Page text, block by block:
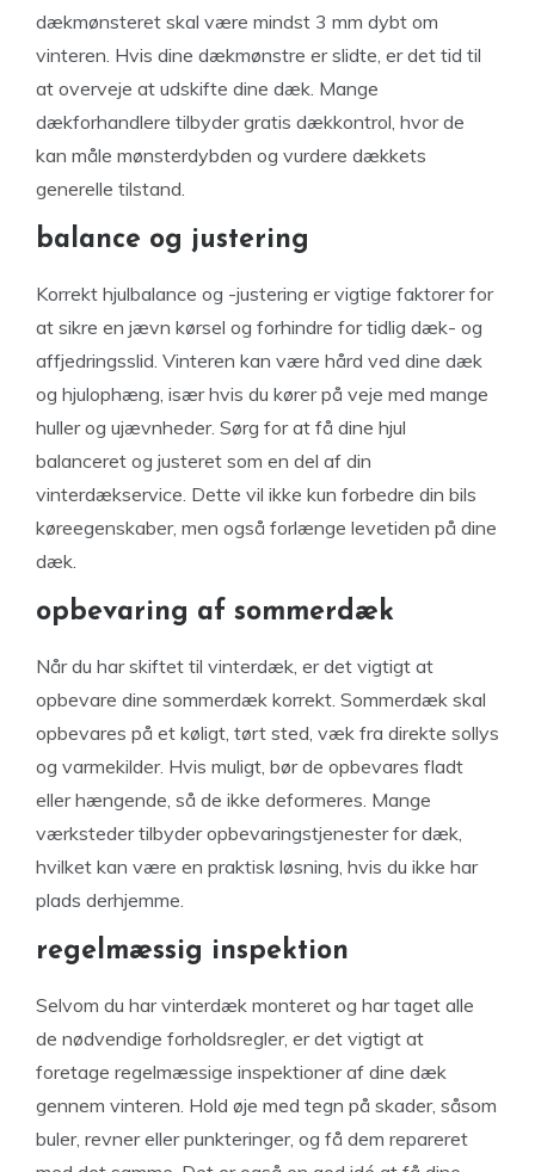
dækmønsteret skal være mindst 3 mm dybt om
vinteren. Hvis dine dækmønstre er slidte, er det tid til
at overveje at udskifte dine dæk. Mange
dækforhandlere tilbyder gratis dækkontrol, hvor de
kan måle mønsterdybden og vurdere dækkets
generelle tilstand.
balance og justering
Korrekt hjulbalance og -justering er vigtige faktorer for
at sikre en jævn kørsel og forhindre for tidlig dæk- og
affjedringsslid. Vinteren kan være hård ved dine dæk
og hjulophæng, især hvis du kører på veje med mange
huller og ujævnheder. Sørg for at få dine hjul
balanceret og justeret som en del af din
vinterdækservice. Dette vil ikke kun forbedre din bils
køreegenskaber, men også forlænge levetiden på dine
dæk.
opbevaring af sommerdæk
Når du har skiftet til vinterdæk, er det vigtigt at
opbevare dine sommerdæk korrekt. Sommerdæk skal
opbevares på et køligt, tørt sted, væk fra direkte sollys
og varmekilder. Hvis muligt, bør de opbevares fladt
eller hængende, så de ikke deformeres. Mange
værksteder tilbyder opbevaringstjenester for dæk,
hvilket kan være en praktisk løsning, hvis du ikke har
plads derhjemme.
regelmæssig inspektion
Selvom du har vinterdæk monteret og har taget alle
de nødvendige forholdsregler, er det vigtigt at
foretage regelmæssige inspektioner af dine dæk
gennem vinteren. Hold øje med tegn på skader, såsom
buler, revner eller punkteringer, og få dem repareret